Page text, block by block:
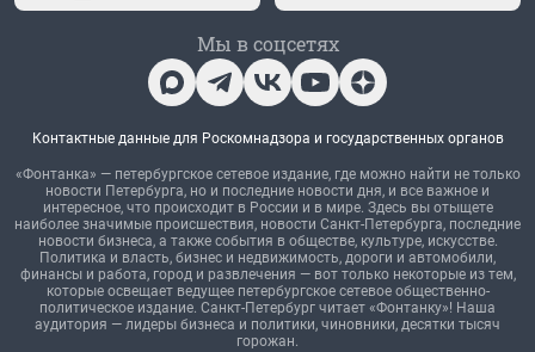
Мы в соцсетях
Контактные данные для Роскомнадзора и государственных органов
«Фонтанка» — петербургское сетевое издание, где можно найти не только
новости Петербурга, но и последние новости дня, и все важное и
интересное, что происходит в России и в мире. Здесь вы отыщете
наиболее значимые происшествия, новости Санкт-Петербурга, последние
новости бизнеса, а также события в обществе, культуре, искусстве.
Политика и власть, бизнес и недвижимость, дороги и автомобили,
финансы и работа, город и развлечения — вот только некоторые из тем,
которые освещает ведущее петербургское сетевое общественно-
политическое издание. Санкт-Петербург читает «Фонтанку»! Наша
аудитория — лидеры бизнеса и политики, чиновники, десятки тысяч
горожан.